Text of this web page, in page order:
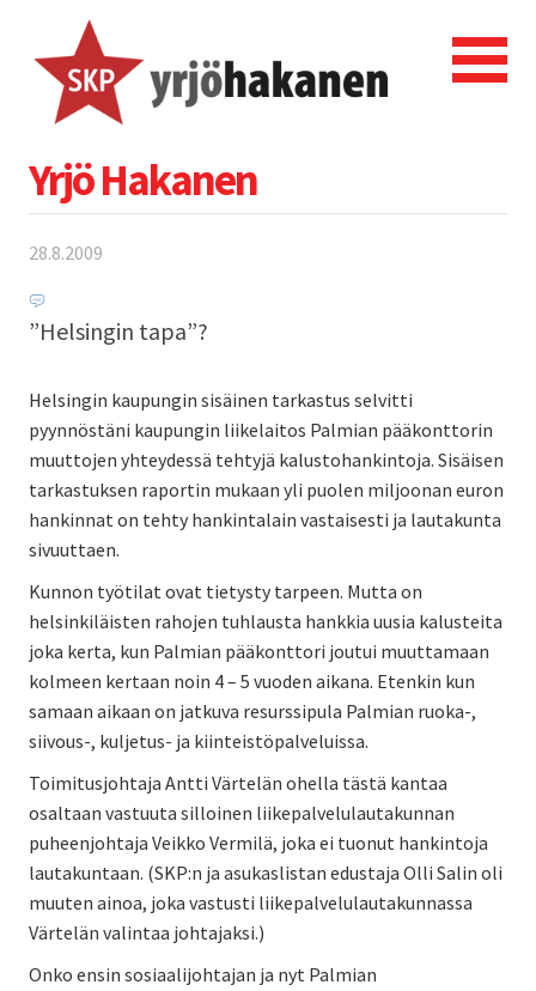
Yrjö Hakanen
28.8.2009
”Helsingin tapa”?
Helsingin kaupungin sisäinen tarkastus selvitti
pyynnöstäni kaupungin liikelaitos Palmian pääkonttorin
muuttojen yhteydessä tehtyjä kalustohankintoja. Sisäisen
tarkastuksen raportin mukaan yli puolen miljoonan euron
hankinnat on tehty hankintalain vastaisesti ja lautakunta
sivuuttaen.
Kunnon työtilat ovat tietysty tarpeen. Mutta on
helsinkiläisten rahojen tuhlausta hankkia uusia kalusteita
joka kerta, kun Palmian pääkonttori joutui muuttamaan
kolmeen kertaan noin 4 – 5 vuoden aikana. Etenkin kun
samaan aikaan on jatkuva resurssipula Palmian ruoka-,
siivous-, kuljetus- ja kiinteistöpalveluissa.
Toimitusjohtaja Antti Värtelän ohella tästä kantaa
osaltaan vastuuta silloinen liikepalvelulautakunnan
puheenjohtaja Veikko Vermilä, joka ei tuonut hankintoja
lautakuntaan. (SKP:n ja asukaslistan edustaja Olli Salin oli
muuten ainoa, joka vastusti liikepalvelulautakunnassa
Värtelän valintaa johtajaksi.)
Onko ensin sosiaalijohtajan ja nyt Palmian